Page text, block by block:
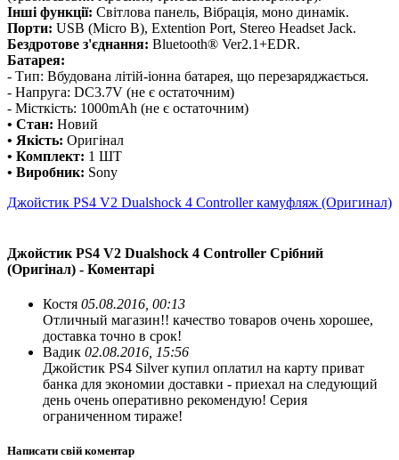
Інші функції: Світлова панель, Вібрація, моно динамік.
Порти: USB (Micro B), Extention Port, Stereo Headset Jack.
Бездротове з'єднання: Bluetooth® Ver2.1+EDR.
Батарея:
- Тип: Вбудована літій-іонна батарея, що перезаряджається.
- Напруга: DC3.7V (не є остаточним)
- Місткість: 1000mAh (не є остаточним)
• Стан: Новий
• Якість: Оригінал
• Комплект: 1 ШТ
• Виробник: Sony
Джойстик PS4 V2 Dualshock 4 Controller камуфляж (Оригинал)
Джойстик PS4 V2 Dualshock 4 Controller Срібний
(Оригінал) - Коментарі
Костя 05.08.2016, 00:13
Отличный магазин!! качество товаров очень хорошее,
доставка точно в срок!
Вадик 02.08.2016, 15:56
Джойстик PS4 Silver купил оплатил на карту приват
банка для экономии доставки - приехал на следующий
день очень оперативно рекомендую! Серия
ограниченном тираже!
Написати свій коментар